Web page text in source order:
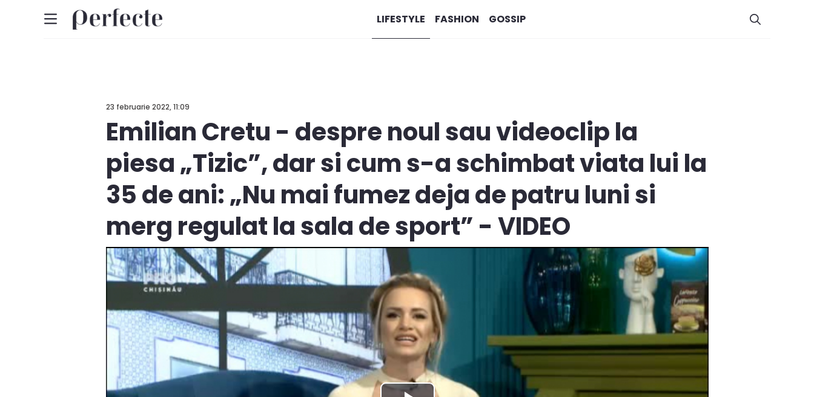
LIFESTYLE FASHION GOSSIP
23 februarie 2022, 11:09
Emilian Cretu - despre noul sau videoclip la
piesa „Tizic”, dar si cum s-a schimbat viata lui la
35 de ani: „Nu mai fumez deja de patru luni si
merg regulat la sala de sport” - VIDEO